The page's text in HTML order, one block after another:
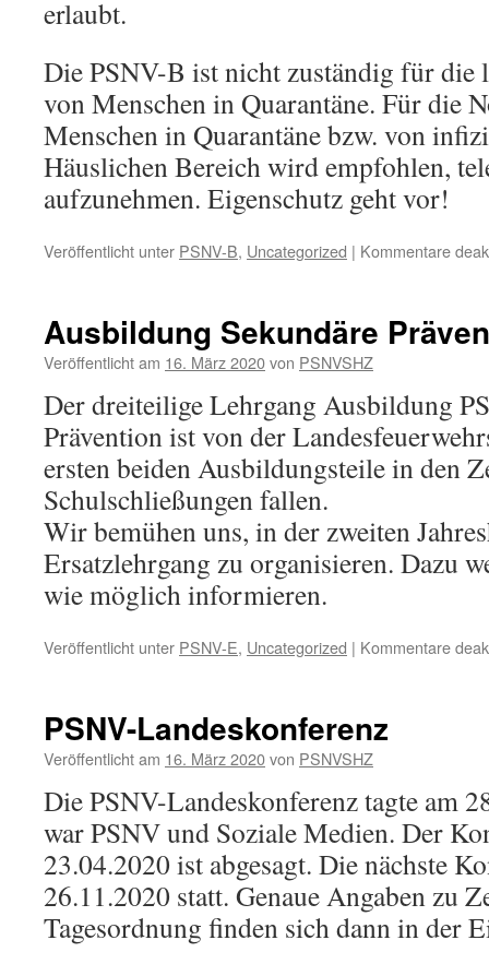
erlaubt.
Die PSNV-B ist nicht zuständig für die
von Menschen in Quarantäne. Für die
Menschen in Quarantäne bzw. von
Häuslichen Bereich wird empfohlen,
aufzunehmen. Eigenschutz geht vor!
Veröffentlicht unter PSNV-B, Uncategorized | Kommentare
Ausbildung Sekundäre
Veröffentlicht am 16. März 2020von PSNVSHZ
Der dreiteilige Lehrgang Ausbildung
Prävention ist von der
ersten beiden Ausbildungsteile in den
Schulschließungen fallen.
Wir bemühen uns, in der zweiten
Ersatzlehrgang zu organisieren. Dazu
wie möglich informieren.
Veröffentlicht unter PSNV-E, Uncategorized | Kommentare
PSNV-Landeskonferenz
Veröffentlicht am 16. März 2020von PSNVSHZ
Die PSNV-Landeskonferenz tagte am
war PSNV und Soziale Medien. Der
23.04.2020 ist abgesagt. Die nächste
26.11.2020 statt. Genaue Angaben zu
Tagesordnung finden sich dann in der